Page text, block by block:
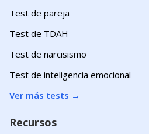
Test de pareja
Test de TDAH
Test de narcisismo
Test de inteligencia emocional
Ver más tests →
Recursos